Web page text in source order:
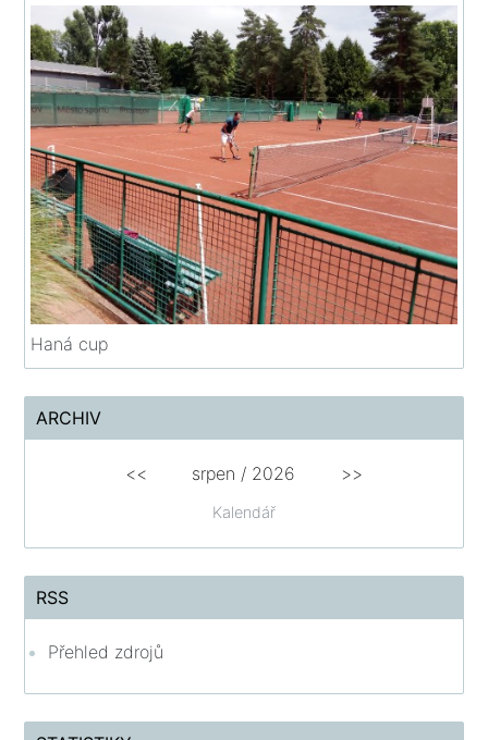
Haná cup
ARCHIV
Kalendář
<< srpen / 2026 >>
RSS
Přehled zdrojů